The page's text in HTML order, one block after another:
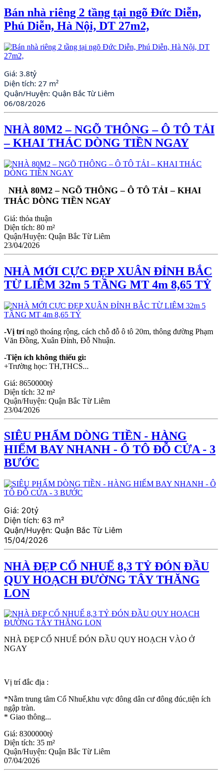
Bán nhà riêng 2 tầng tại ngõ Đức Diễn,
Phú Diễn, Hà Nội, DT 27m2,
Giá: 3.8tỷ
Diện tích: 27 m²
Quận/Huyện: Quận Bắc Từ Liêm
06/08/2026
NHÀ 80M2 – NGÕ THÔNG – Ô TÔ TẢI
– KHAI THÁC DÒNG TIỀN NGAY
NHÀ 80M2 – NGÕ THÔNG – Ô TÔ TẢI – KHAI
THÁC DÒNG TIỀN NGAY
Giá: thỏa thuận
Diện tích: 80 m²
Quận/Huyện: Quận Bắc Từ Liêm
23/04/2026
NHÀ MỚI CỰC ĐẸP XUÂN ĐỈNH BẮC
TỪ LIÊM 32m 5 TẦNG MT 4m 8,65 TỶ
-Vị tríngõ thoáng rộng, cách chỗ đỗ ô tô 20m, thông đường Phạm
Văn Đồng, Xuân Đỉnh, Đỗ Nhuận.
-Tiện ích không thiếu gì:
+Trường học: TH,THCS...
Giá: 8650000tỷ
Diện tích: 32 m²
Quận/Huyện: Quận Bắc Từ Liêm
23/04/2026
SIÊU PHẨM DÒNG TIỀN - HÀNG
HIẾM BAY NHANH - Ô TÔ ĐỖ CỬA - 3
BƯỚC
Giá: 20tỷ
Diện tích: 63 m²
Quận/Huyện: Quận Bắc Từ Liêm
15/04/2026
NHÀ ĐẸP CỔ NHUẾ 8,3 TỶ ĐÓN ĐẦU
QUY HOẠCH ĐƯỜNG TÂY THĂNG
LON
NHÀ ĐẸP CỔ NHUẾ ĐÓN ĐẦU QUY HOẠCH VÀO Ở
NGAY
Vị trí đắc địa :
*Nằm trung tâm Cổ Nhuế,khu vực đông dân cư đông đúc,tiện ích
ngập tràn.
* Giao thông...
Giá: 8300000tỷ
Diện tích: 35 m²
Quận/Huyện: Quận Bắc Từ Liêm
07/04/2026